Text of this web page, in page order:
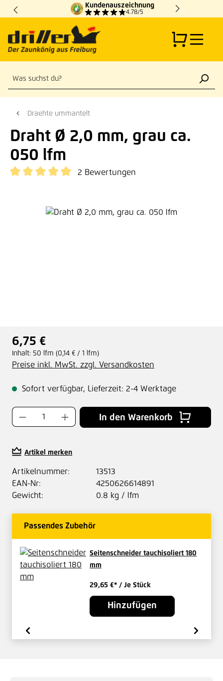
Zum Hauptinhalt springen
Kundenauszeichnung
4.78/5
Draehte ummantelt
Draht Ø 2,0 mm, grau ca.
050 lfm
2 Bewertungen
Bildergalerie überspringen
Regulärer Preis:
6,75 €
Inhalt: 50 lfm (0,14 € / 1 lfm)
Preise inkl. MwSt. zzgl. Versandkosten
Sofort verfügbar, Lieferzeit: 2-4 Werktage
Produkt Anzahl: Gib den gewünschten
In den Warenkorb
Artikel merken
Artikelnummer:
13513
EAN-Nr:
4250626614891
Gewicht:
0.8 kg / lfm
Passendes Zubehör
Seitenschneider tauchisoliert 180
mm
29,65 €* / Je Stück
Hinzufügen